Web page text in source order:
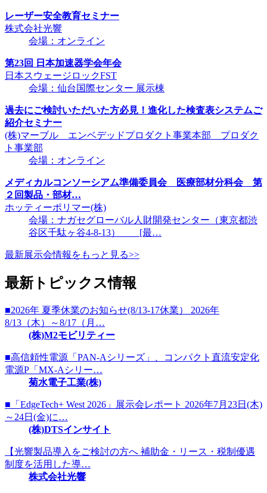
レーザー安全教育セミナー
株式会社光響
会場：オンライン
第23回 日本加速器学会年会
日本スウェージロックFST
会場：仙台国際センター 展示棟
過去にご検討いただいた方必見！進化した検査表システムご
紹介セミナー
(株)マーブル エンベデッドプロダクト事業本部 プロダク
ト事業部
会場：オンライン
メディカルコンソーシアム準備委員会 医療部材分科会 第
２回製品・部材…
ホッティーポリマー(株)
会場：ナガセグローバル人財開発センター（東京都渋
谷区千駄ヶ谷4-8-13） [最…
最新展示会情報をもっと見る>>
最新トピックス情報
■2026年 夏季休業のお知らせ(8/13-17休業） 2026年
8/13（木）～8/17（月…
(株)M2モビリティー
■高信頼性電源「PAN-Aシリーズ」、コンパクト直流安定化
電源P「MX-Aシリー…
菊水電子工業(株)
■「EdgeTech+ West 2026」展示会レポート 2026年7月23日(木)
～24日(金)に…
(株)DTSインサイト
【光響製品導入をご検討の方へ 補助金・リース・税制優遇
制度を活用した導…
株式会社光響